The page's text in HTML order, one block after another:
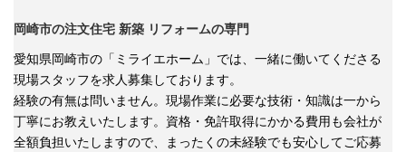
岡崎市の注文住宅 新築 リフォームの専門
愛知県岡崎市の「ミライエホーム」では、一緒に働いてくださる
現場スタッフを求人募集しております。
経験の有無は問いません。現場作業に必要な技術・知識は一から
丁寧にお教えいたします。資格・免許取得にかかる費用も会社が
全額負担いたしますので、まったくの未経験でも安心してご応募